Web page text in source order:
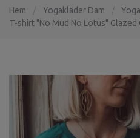
Hem Yogakläder Dam
T-shirt "No Mud No Lotus" Glazed